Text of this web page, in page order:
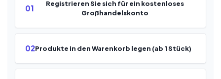
01
Registrieren Sie sich für ein kostenloses
Großhandelskonto
02Produkte in den Warenkorb legen (ab 1 Stück)